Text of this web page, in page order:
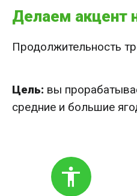
Делаем акцент
Продолжительность
Цель: вы
средние и большие